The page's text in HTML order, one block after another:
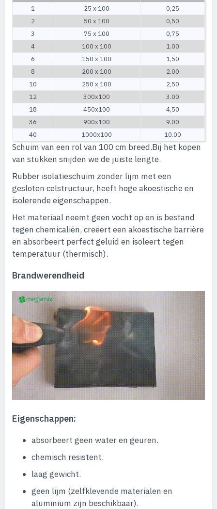
1 25 x 100
0,25
2
50 x 100
0,50
3
75 x 100
0,75
4
100 x 100
1.00
6
150 x 100
1,50
8
200 x 100
2.00
10
250 x 100
2,50
12
300x100
3.00
18
450x100
4,50
36
900x100
9.00
40
1000x100 10.00
Schuim van een rol van 100 cm breed.Bij het kopen
van stukken snijden we de juiste lengte.
Rubber isolatieschuim zonder lijm met een
gesloten celstructuur, heeft hoge akoestische en
isolerende eigenschappen.
Het materiaal neemt geen vocht op en is bestand
tegen chemicaliën, creëert een akoestische barrière
en absorbeert perfect geluid en isoleert tegen
temperatuur (thermisch).
Brandwerendheid
Eigenschappen:
absorbeert geen water en geuren.
chemisch resistent.
laag gewicht.
geen lijm (zelfklevende materialen en
aluminium zijn beschikbaar).